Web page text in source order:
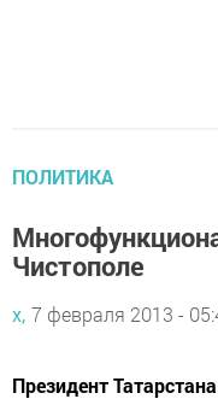
ПОЛИТИКА
Чистополе
х, 7 февраля 2013 -
Президент